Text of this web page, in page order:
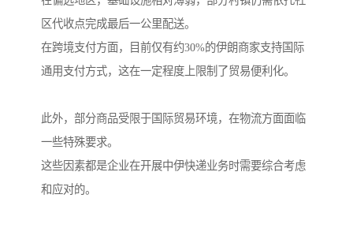
区代收点完成最后一公里配送。
在跨境支付方面，目前仅有约30%的伊朗商家支持国际
通用支付方式，这在一定程度上限制了贸易便利化。
此外，部分商品受限于国际贸易环境，在物流方面面临
一些特殊要求。
这些因素都是企业在开展中伊快递业务时需要综合考虑
和应对的。